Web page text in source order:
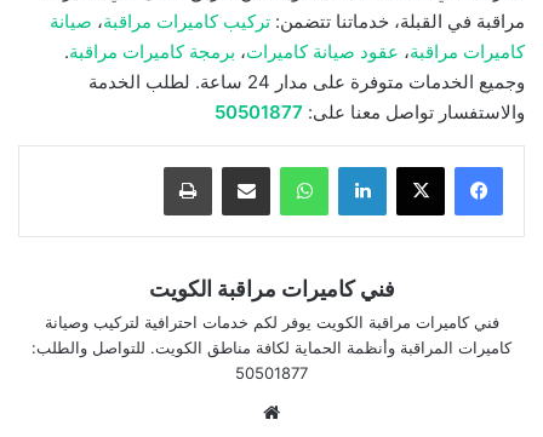
مراقبة في القبلة، خدماتنا تتضمن: تركيب كاميرات مراقبة، صيانة
كاميرات مراقبة، عقود صيانة كاميرات، برمجة كاميرات مراقبة.
وجميع الخدمات متوفرة على مدار 24 ساعة. لطلب الخدمة
والاستفسار تواصل معنا على: 50501877
لينكدإن واتساب مشاركة بالبريد الإلكترونيطباعة
فني كاميرات مراقبة الكويت
فني كاميرات مراقبة الكويت يوفر لكم خدمات احترافية لتركيب وصيانة
كاميرات المراقبة وأنظمة الحماية لكافة مناطق الكويت. للتواصل والطلب:
50501877